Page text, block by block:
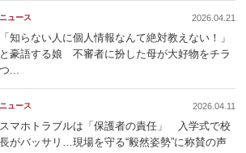
ニュース 2026.04.21
「知らない人に個人情報なんて絶対教えない！」
と豪語する娘 不審者に扮した母が大好物をチラ
つ...
ニュース 2026.04.11
スマホトラブルは「保護者の責任」 入学式で校
長がバッサリ…現場を守る“毅然姿勢”に称賛の声